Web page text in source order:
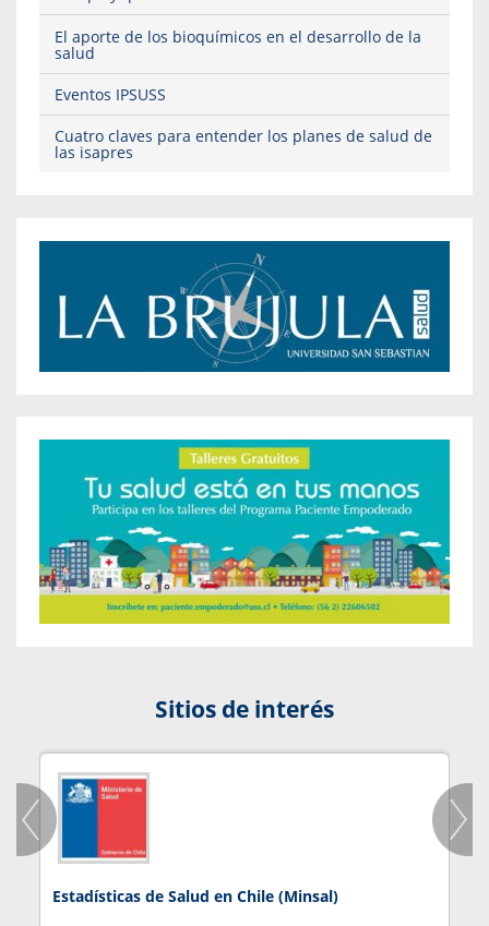
El aporte de los bioquímicos en el desarrollo de la
salud
Eventos IPSUSS
Cuatro claves para entender los planes de salud de
las isapres
Sitios de interés
Estadísticas de Salud en Chile (Minsal)